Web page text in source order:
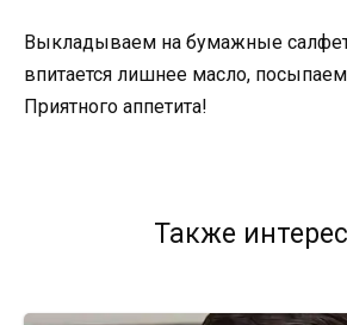
Выкладываем на бумажные
впитается лишнее масло,
Приятного аппетита!
Также